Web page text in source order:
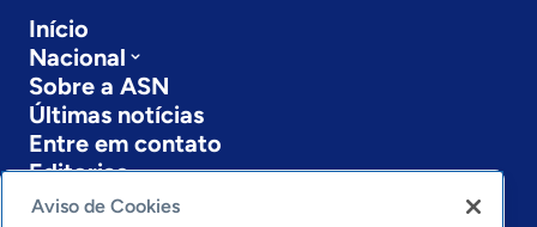
Início
Nacional
Sobre a ASN
Últimas notícias
Entre em contato
Editorias
Economia & Política
Aviso de Cookies